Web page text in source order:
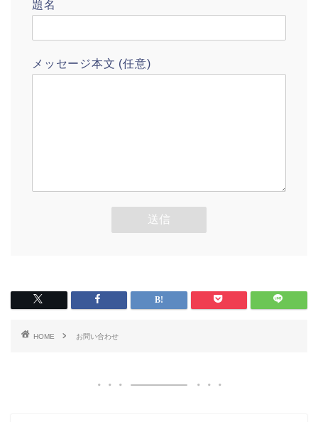
題名
メッセージ本文 (任意)
HOME お問い合わせ